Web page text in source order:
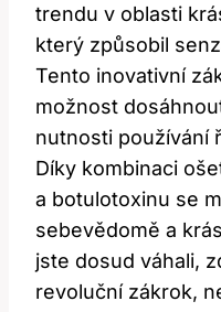
trendu v oblasti
který způsobil
Tento inovativní
možnost
nutnosti používání
Díky kombinaci
a botulotoxinu se
sebevědomě a
jste dosud váhali,
revoluční zákrok,